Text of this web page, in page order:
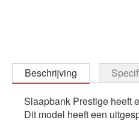
Beschrijving
Slaapbank Prestige heeft
Dit model heeft een